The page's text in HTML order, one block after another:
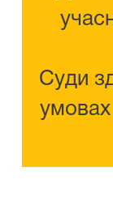
Суди
умовах